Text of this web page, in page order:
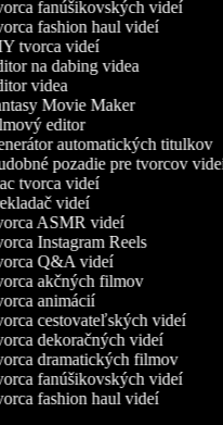
fanúšikovských videí
fashion haul videí
tvorca videí
na dabing videa
videa
Movie Maker
editor
automatických titulkov
pozadie pre tvorcov videí
tvorca videí
videí
ASMR videí
Instagram Reels
Q&A videí
akčných filmov
animácií
cestovateľských videí
dekoračných videí
dramatických filmov
fanúšikovských videí
fashion haul videí